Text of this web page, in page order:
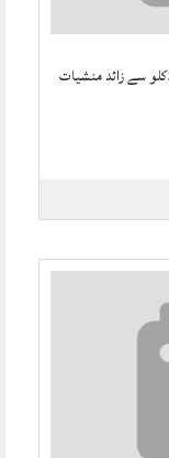
کلرسیداں پولیس کی بڑی کارروائی ملزم کے قبضہ سے 3کلو سے زائد منشیات